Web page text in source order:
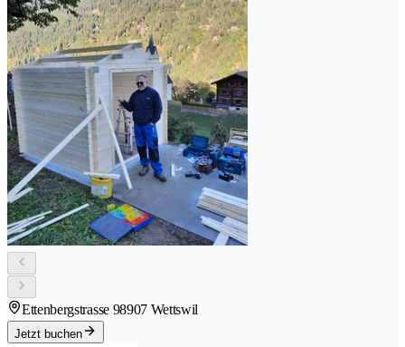
Ettenbergstrasse 98907 Wettswil
Jetzt buchen